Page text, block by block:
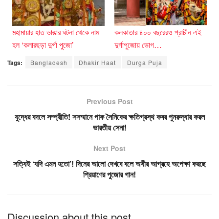
মহামায়ার হাত ভাঙার ঘটনা থেকে নাম
হল ‘কলারছড়া দুর্গা পুজো’
কলকাতার ৪০০ বছরেরও প্রাচীন এই
দুর্গাপুজোয় ভোগ…
Tags: Bangladesh Dhakir Haat Durga Puja
Previous Post
যুদ্ধের বদলে সম্প্রীতি! সসম্মানে পাক সৈনিকের ক্ষতিগ্রস্থ কবর পুনরুদ্ধার করল
ভারতীয় সেনা!
Next Post
সত্যিই ‘যদি এমন হতো’! দিনের আলো দেখবে বলে অধীর আগ্রহে অপেক্ষা করছে
প্রিয়াণের পুজোর গান!